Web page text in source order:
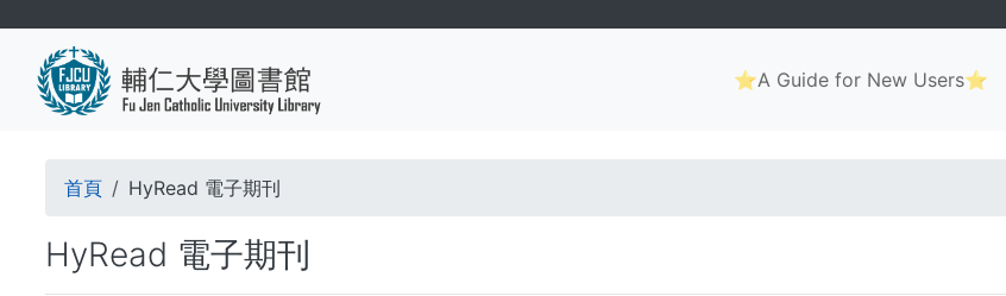
Main
navigation
⭐A Guide for New Users⭐
導
連
首頁 HyRead 電子期刊
HyRead 電子期刊